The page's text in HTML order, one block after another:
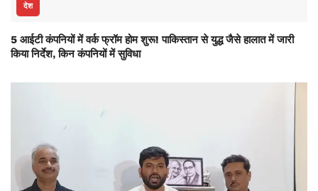
देश
5 आईटी कंपनियों में वर्क फ्रॉम होम शुरू! पाकिस्‍तान से युद्ध जैसे हालात में जारी
किया निर्देश, किन कंपनियों में सुविधा